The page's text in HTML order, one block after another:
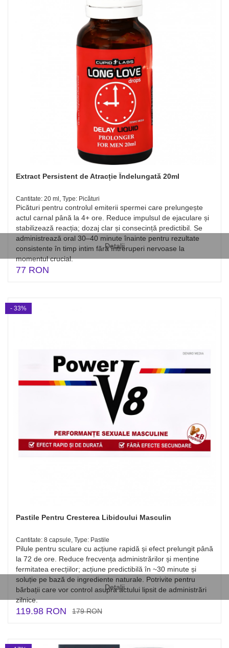
Detalii
Extract Persistent de Atracție Îndelungată 20ml
Cantitate: 20 ml, Type: Picături
Picături pentru controlul emiterii spermei care prelungește
actul carnal până la 4+ ore. Reduce impulsul de ejaculare și
stabilizează reacția; dozaj clar și consecință predictibil. Se
administrează oral 30–40 minute înainte pentru rezultate
consistente în timp intim fără întreruperi nervoase la
momentul crucial.
77 RON
Detalii
Pastile Pentru Cresterea Libidoului Masculin
Cantitate: 8 capsule, Type: Pastile
Pilule pentru sculare cu acțiune rapidă și efect prelungit până
la 72 de ore. Reduce frecvența administrărilor și menține
fermitatea erecțiilor; acțiune predictibilă în ~30 minute și
soluție pe bază de ingrediente naturale. Potrivite pentru
bărbații care vor control asupra actului lipsit de administrări
zilnice.
119.98 RON 179 RON
- 33%